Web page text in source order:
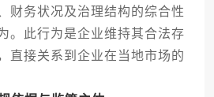
财务状况及治理结构的综合性
。此行为是企业维持其合法存
直接关系到企业在当地市场的